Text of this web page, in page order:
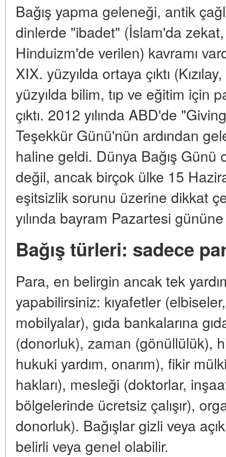
Bağış yapma geleneği, antik
dinlerde "ibadet" (İslam'da zekat,
Hinduizm'de verilen) kavramı
XIX. yüzyılda ortaya çıktı
yüzyılda bilim, tıp ve eğitim için
çıktı. 2012 yılında ABD'de
Teşekkür Günü'nün ardından
haline geldi. Dünya Bağış Günü
değil, ancak birçok ülke 15
eşitsizlik sorunu üzerine dikkat
yılında bayram Pazartesi
Bağış türleri: sadece
Para, en belirgin ancak tek
yapabilirsiniz: kıyafetler
mobilyalar), gıda bankalarına
(donorluk), zaman (gönüllülük),
hukuki yardım, onarım), fikir
hakları), mesleği (doktorlar,
bölgelerinde ücretsiz çalışır),
donorluk). Bağışlar gizli veya
belirli veya genel olabilir.